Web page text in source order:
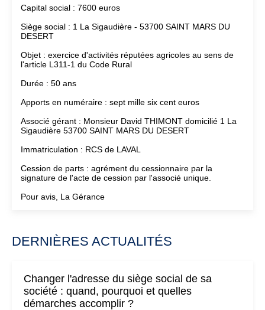
Capital social : 7600 euros
Siège social : 1 La Sigaudière - 53700 SAINT MARS DU
DESERT
Objet : exercice d'activités réputées agricoles au sens de
l'article L311-1 du Code Rural
Durée : 50 ans
Apports en numéraire : sept mille six cent euros
Associé gérant : Monsieur David THIMONT domicilié 1 La
Sigaudière 53700 SAINT MARS DU DESERT
Immatriculation : RCS de LAVAL
Cession de parts : agrément du cessionnaire par la
signature de l'acte de cession par l'associé unique.
Pour avis, La Gérance
DERNIÈRES ACTUALITÉS
Changer l'adresse du siège social de sa
société : quand, pourquoi et quelles
démarches accomplir ?